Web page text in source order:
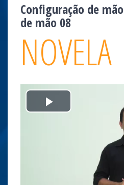
Configuração de mão
de mão 08
NOVELA
Play